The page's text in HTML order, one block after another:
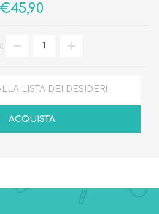
€45,90
LISTA DEI DESIDERI
ACQUISTA